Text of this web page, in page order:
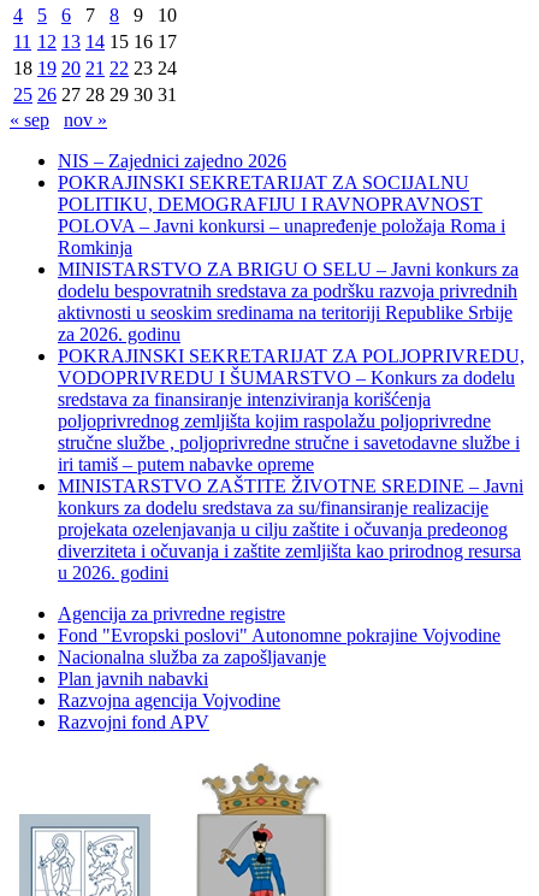
4
5 6 7 8 9
10
11 12 13 14 15 16 17
18 19 20 21 22 23 24
25 26 27 28 29 30 31
« sep
nov »
NIS – Zajednici zajedno 2026
POKRAJINSKI SEKRETARIJAT ZA SOCIJALNU
POLITIKU, DEMOGRAFIJU I RAVNOPRAVNOST
POLOVA – Javni konkursi – unapređenje položaja Roma i
Romkinja
MINISTARSTVO ZA BRIGU O SELU – Javni konkurs za
dodelu bespovratnih sredstava za podršku razvoja privrednih
aktivnosti u seoskim sredinama na teritoriji Republike Srbije
za 2026. godinu
POKRAJINSKI SEKRETARIJAT ZA POLJOPRIVREDU,
VODOPRIVREDU I ŠUMARSTVO – Konkurs za dodelu
sredstava za finansiranje intenziviranja korišćenja
poljoprivrednog zemljišta kojim raspolažu poljoprivredne
stručne službe , poljoprivredne stručne i savetodavne službe i
iri tamiš ‒ putem nabavke opreme
MINISTARSTVO ZAŠTITE ŽIVOTNE SREDINE – Javni
konkurs za dodelu sredstava za su/finansiranje realizacije
projekata ozelenjavanja u cilju zaštite i očuvanja predeonog
diverziteta i očuvanja i zaštite zemljišta kao prirodnog resursa
u 2026. godini
Agencija za privredne registre
Fond "Evropski poslovi" Autonomne pokrajine Vojvodine
Nacionalna služba za zapošljavanje
Plan javnih nabavki
Razvojna agencija Vojvodine
Razvojni fond APV